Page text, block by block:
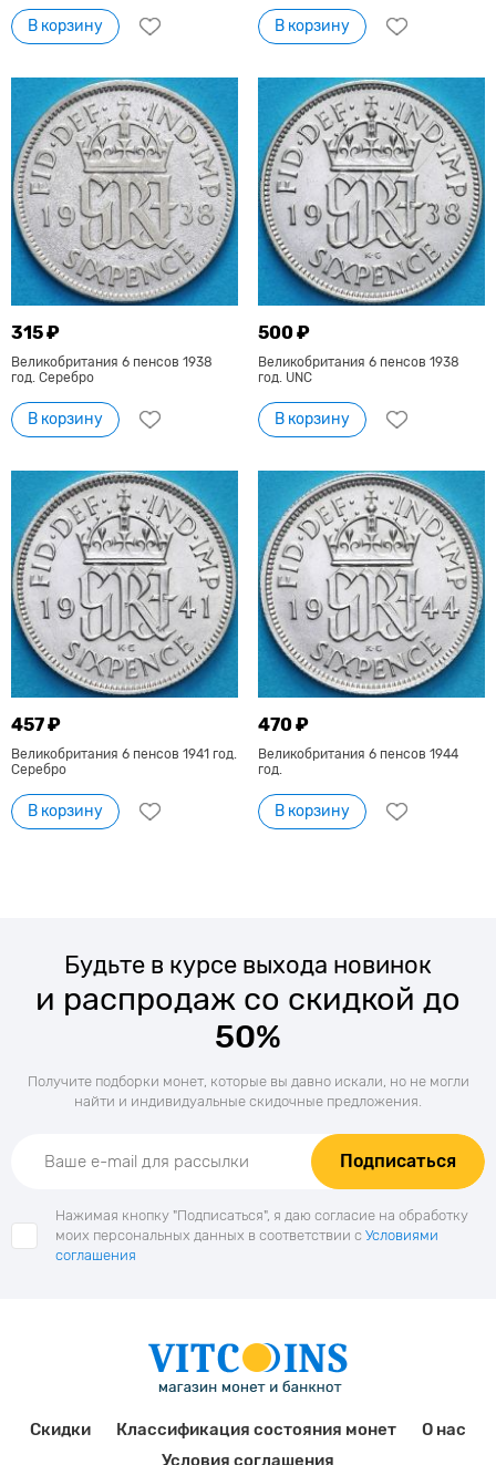
В корзину В корзину
315 ₽
Великобритания 6 пенсов 1938
год. Серебро
В корзину
500 ₽
Великобритания 6 пенсов 1938
год. UNC
В корзину
457 ₽
Великобритания 6 пенсов 1941 год.
Серебро
В корзину
470 ₽
Великобритания 6 пенсов 1944
год.
В корзину
Будьте в курсе выхода новинок
и распродаж со скидкой до
50%
Получите подборки монет, которые вы давно искали, но не могли
найти и индивидуальные скидочные предложения.
Подписаться
Нажимая кнопку "Подписаться", я даю согласие на обработку
моих персональных данных в соответствии с Условиями
соглашения
Скидки Классификация состояния монет
О нас
Условия соглашения